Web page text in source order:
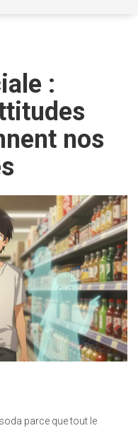
:
nos
parce que tout le